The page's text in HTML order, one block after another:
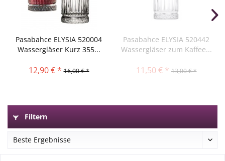
Pasabahce ELYSIA 520004
Wassergläser Kurz 355...
12,90 € * 16,00 € *
Pasabahce ELYSIA 520442
Wassergläser zum Kaffee...
11,50 € * 13,00 € *
Filtern